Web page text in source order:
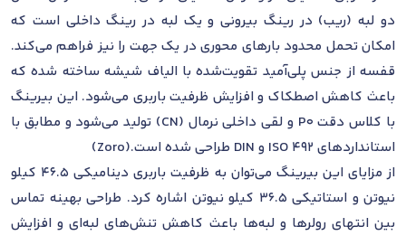
دو لبه (ریب) در رینگ بیرونی و یک لبه در رینگ داخلی است که
امکان تحمل محدود بارهای محوری در یک جهت را نیز فراهم می‌کند.
قفسه از جنس پلی‌آمید تقویت‌شده با الیاف شیشه ساخته شده که
باعث کاهش اصطکاک و افزایش ظرفیت باربری می‌شود. این بیرینگ
با کلاس دقت P0 و لقی داخلی نرمال (CN) تولید می‌شود و مطابق با
استانداردهای ISO 492 و DIN طراحی شده است.(
Zoro
)
از مزایای این بیرینگ می‌توان به ظرفیت باربری دینامیکی 46.5 کیلو
نیوتن و استاتیکی 36.5 کیلو نیوتن اشاره کرد. طراحی بهینه تماس
بین انتهای رولرها و لبه‌ها باعث کاهش تنش‌های لبه‌ای و افزایش